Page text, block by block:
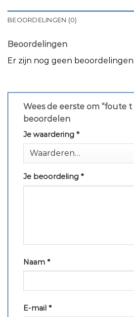
BEOORDELINGEN (0)
Beoordelingen
Er zijn nog geen beoordelingen.
Wees de eerste om “foute t
beoordelen
Je waardering *
Je beoordeling *
Naam *
E-mail *